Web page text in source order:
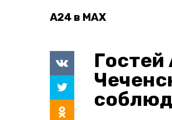
А24 в MAX
Гостей